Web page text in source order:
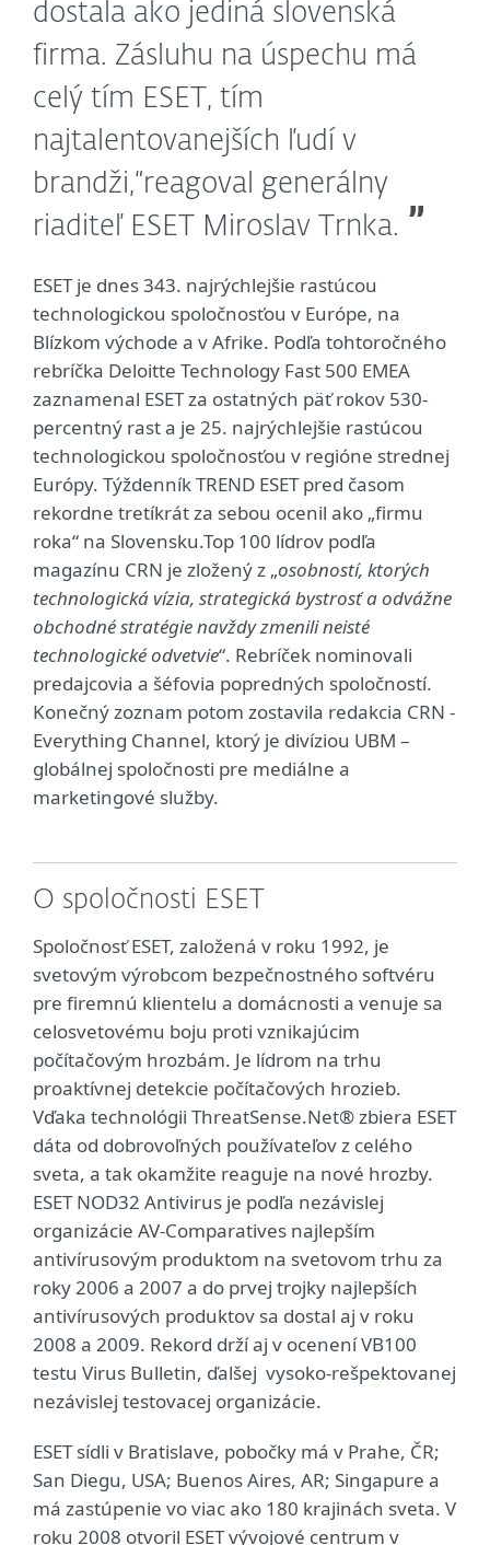
dostala ako jediná slovenská
firma. Zásluhu na úspechu má
celý tím ESET, tím
najtalentovanejších ľudí v
brandži,“reagoval generálny
riaditeľ ESET Miroslav Trnka.
ESET je dnes 343. najrýchlejšie rastúcou
technologickou spoločnosťou v Európe, na
Blízkom východe a v Afrike. Podľa tohtoročného
rebríčka Deloitte Technology Fast 500 EMEA
zaznamenal ESET za ostatných päť rokov 530-
percentný rast a je 25. najrýchlejšie rastúcou
technologickou spoločnosťou v regióne strednej
Európy. Týždenník TREND ESET pred časom
rekordne tretíkrát za sebou ocenil ako „firmu
roka“ na Slovensku.Top 100 lídrov podľa
magazínu CRN je zložený z „osobností, ktorých
technologická vízia, strategická bystrosť a odvážne
obchodné stratégie navždy zmenili neisté
technologické odvetvie“. Rebríček nominovali
predajcovia a šéfovia popredných spoločností.
Konečný zoznam potom zostavila redakcia CRN -
Everything Channel, ktorý je divíziou UBM –
globálnej spoločnosti pre mediálne a
marketingové služby.
O spoločnosti ESET
Spoločnosť ESET, založená v roku 1992, je
svetovým výrobcom bezpečnostného softvéru
pre firemnú klientelu a domácnosti a venuje sa
celosvetovému boju proti vznikajúcim
počítačovým hrozbám. Je lídrom na trhu
proaktívnej detekcie počítačových hrozieb.
Vďaka technológii ThreatSense.Net® zbiera ESET
dáta od dobrovoľných používateľov z celého
sveta, a tak okamžite reaguje na nové hrozby.
ESET NOD32 Antivirus je podľa nezávislej
organizácie AV-Comparatives najlepším
antivírusovým produktom na svetovom trhu za
roky 2006 a 2007 a do prvej trojky najlepších
antivírusových produktov sa dostal aj v roku
2008 a 2009. Rekord drží aj v ocenení VB100
testu Virus Bulletin, ďalšej vysoko-rešpektovanej
nezávislej testovacej organizácie.
ESET sídli v Bratislave, pobočky má v Prahe, ČR;
San Diegu, USA; Buenos Aires, AR; Singapure a
má zastúpenie vo viac ako 180 krajinách sveta. V
roku 2008 otvoril ESET vývojové centrum v